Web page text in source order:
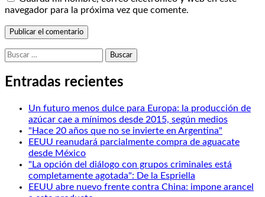
navegador para la próxima vez que comente.
Buscar:
Entradas recientes
Un futuro menos dulce para Europa: la producción de
azúcar cae a mínimos desde 2015, según medios
"Hace 20 años que no se invierte en Argentina"
EEUU reanudará parcialmente compra de aguacate
desde México
"La opción del diálogo con grupos criminales está
completamente agotada": De la Espriella
EEUU abre nuevo frente contra China: impone arancel